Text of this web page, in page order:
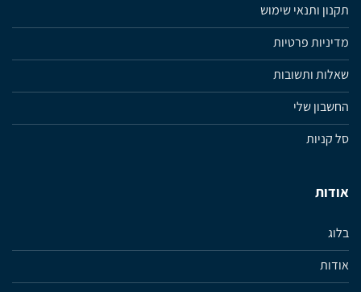
תקנון ותנאי שימוש
מדיניות פרטיות
שאלות ותשובות
החשבון שלי
סל קניות
אודות
בלוג
אודות